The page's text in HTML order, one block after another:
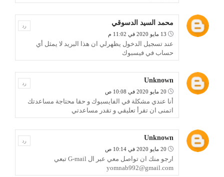
محمد السيد الدسوقي
13 مايو 2020 في 11:02 م
عند تسجيل الدخول يظهرلي ان هذا البريد لا يمثل أي
حساب في فيسبوك
رد
Unknown
20 مايو 2020 في 10:08 ص
أنا عندي مشكلة في الفايسبوك و حقا محتاجة مساعدتك
اتمنى ان تقرأ تعليقي و تقدر مساعدتي
رد
Unknown
20 مايو 2020 في 10:14 ص
ارجو منك ان تواصل معي عبر ال G-mail تبعي
yomnab992@gmail.com
رد